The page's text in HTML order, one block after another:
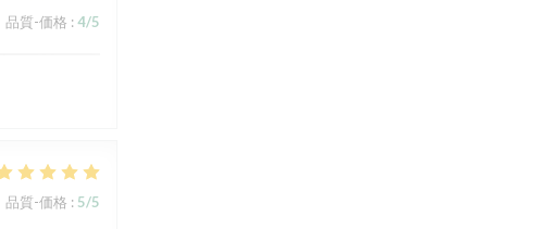
品質-価格 : 4/5
品質-価格 : 5/5